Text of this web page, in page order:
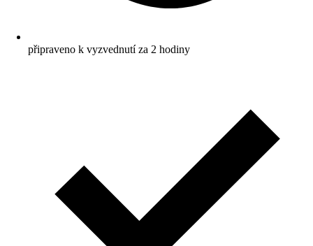
připraveno k vyzvednutí za 2 hodiny